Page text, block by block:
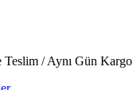
/ Aynı Gün Kargo